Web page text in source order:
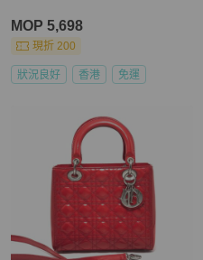
MOP 5,698
現折 200
狀況良好 香港 免運